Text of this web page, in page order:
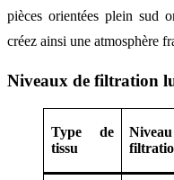
pièces orientées plein sud
créez ainsi une atmosphère
Niveaux de filtration
Type de
tissu